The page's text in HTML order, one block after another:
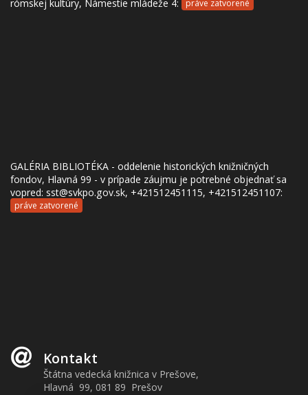
rómskej kultúry, Námestie mládeže 4:
práve zatvorené
GALÉRIA BIBLIOTÉKA - oddelenie historických knižničných
fondov, Hlavná 99 - v prípade záujmu je potrebné objednať sa
vopred: sst@svkpo.gov.sk, +421512451115, +421512451107:
práve zatvorené
Kontakt
Štátna vedecká knižnica v Prešove,
Hlavná 99, 081 89 Prešov